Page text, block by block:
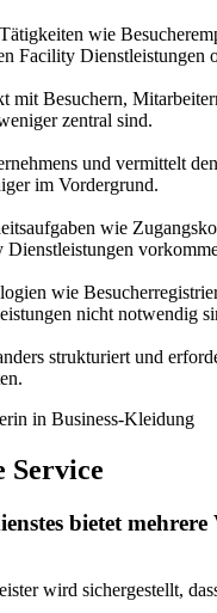
wie
Facility Dienstleistungen
mit Besuchern,
zentral sind.
und vermittelt
im Vordergrund.
wie
wie
nicht notwendig
strukturiert und
Service
bietet mehrere
wird sichergestellt,